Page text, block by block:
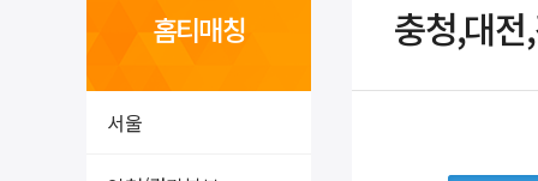
홈티매칭
서울
충청,대전